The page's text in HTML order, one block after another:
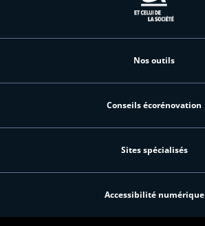
Nos outils
Conseils écorénovation
Sites spécialisés
Accessibilité numérique